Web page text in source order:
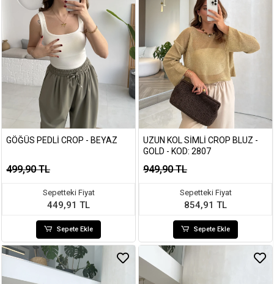
GÖĞÜS PEDLI CROP - BEYAZ
499,90 TL
Sepetteki Fiyat
449,91 TL
Sepete Ekle
UZUN KOL SIMLI CROP BLUZ -
GOLD - KOD: 2807
949,90 TL
Sepetteki Fiyat
854,91 TL
Sepete Ekle